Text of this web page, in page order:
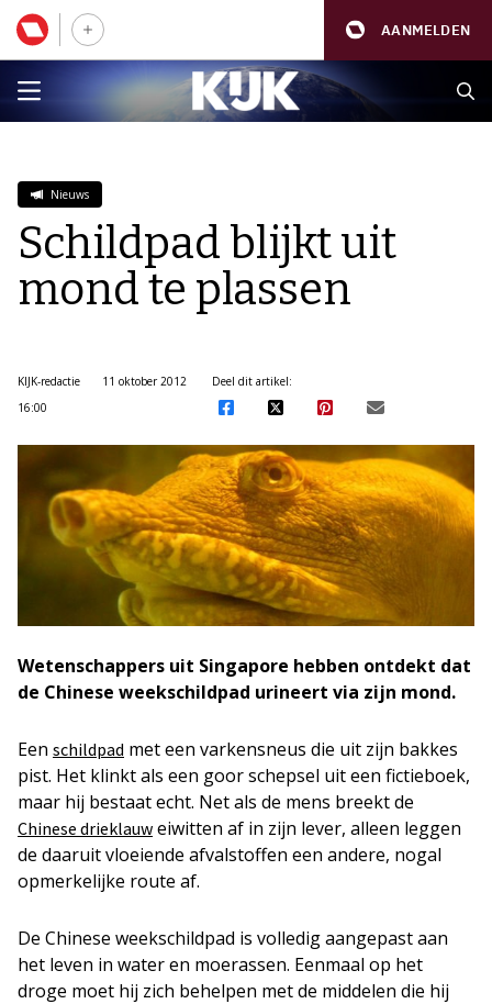
AANMELDEN
Nieuws
Schildpad blijkt uit
mond te plassen
KIJK-redactie
11 oktober 2012
16:00
Deel dit artikel:
Wetenschappers uit Singapore hebben ontdekt dat
de Chinese weekschildpad urineert via zijn mond.
Een schildpad met een varkensneus die uit zijn bakkes
pist. Het klinkt als een goor schepsel uit een fictieboek,
maar hij bestaat echt. Net als de mens breekt de
Chinese drieklauw eiwitten af in zijn lever, alleen leggen
de daaruit vloeiende afvalstoffen een andere, nogal
opmerkelijke route af.
De Chinese weekschildpad is volledig aangepast aan
het leven in water en moerassen. Eenmaal op het
droge moet hij zich behelpen met de middelen die hij